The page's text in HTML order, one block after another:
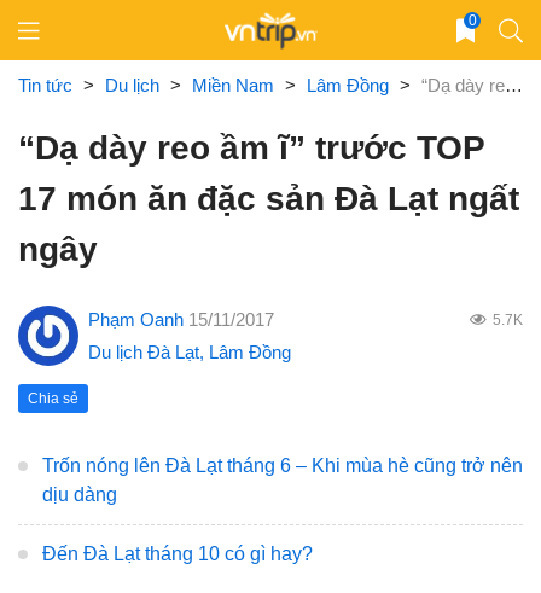
content
0
Tin tức > Du lịch > Miền Nam > Lâm Đồng > “Dạ dày reo ầm ĩ” trước TOP 17 món ăn đặc sản Đà Lạt ngất ngây
“Dạ dày reo ầm ĩ” trước TOP
17 món ăn đặc sản Đà Lạt ngất
ngây
Phạm Oanh 15/11/2017 5.7K
Du lịch Đà Lạt, Lâm Đồng
Chia sẻ
Trốn nóng lên Đà Lạt tháng 6 – Khi mùa hè cũng trở nên
dịu dàng
Đến Đà Lạt tháng 10 có gì hay?